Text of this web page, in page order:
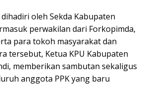
oleh Sekda Kabupaten
perwakilan dari Forkopimda,
para tokoh masyarakat dan
tersebut, Ketua KPU Kabupaten
memberikan sambutan sekaligus
anggota PPK yang baru